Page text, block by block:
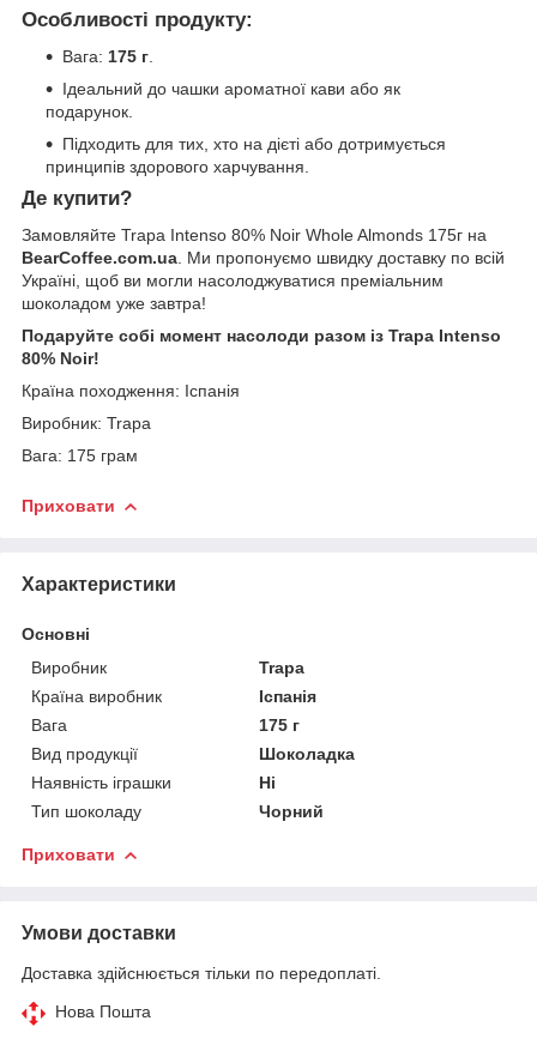
Особливості продукту:
Вага: 175 г
Ідеальний до чашки ароматної кави або як
подарунок.
Підходить для тих, хто на дієті або дотримується
принципів здорового харчування.
Де купити?
Замовляйте Trapa Intenso 80% Noir Whole Almonds 175г на
BearCoffee.com.ua . Ми пропонуємо швидку доставку по всій
Україні, щоб ви могли насолоджуватися преміальним
шоколадом уже завтра!
Подаруйте собі момент насолоди разом із Trapa Intenso
80% Noir!
Країна походження: Іспанія
Виробник: Trapa
Вага: 175 грам
Приховати
Характеристики
Основні
Виробник
Trapa
Країна виробник
Іспанія
Вага
175 г
Вид продукції
Шоколадка
Наявність іграшки
Ні
Тип шоколаду
Чорний
Приховати
Умови доставки
Доставка здійснюється тільки по передоплаті.
Нова Пошта